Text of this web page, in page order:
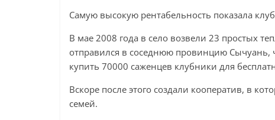
Самую высокую рентабельность показала
В мае 2008 года в село возвели 23 простых
отправился в соседнюю провинцию Сычуань,
купить 70000 саженцев клубники для
Вскоре после этого создали кооператив, в
семей.